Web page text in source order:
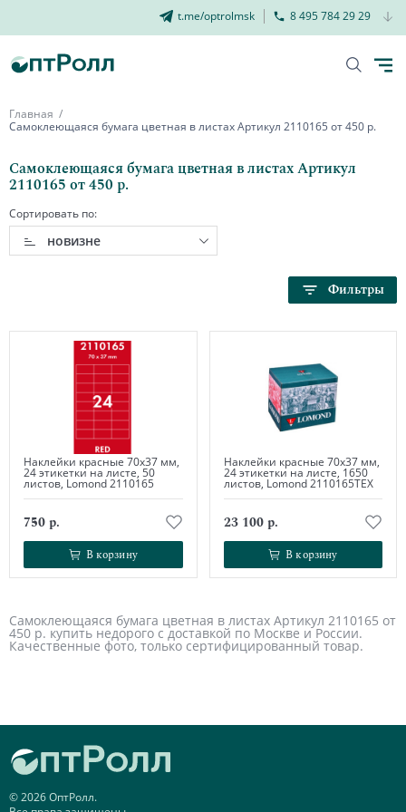
t.me/optrolmsk 8 495 784 29 29
Главная
Самоклеющаяся бумага цветная в листах Артикул 2110165 от 450 р.
Самоклеющаяся бумага цветная в листах Артикул
2110165 от 450 р.
Сортировать по:
новизне
Фильтры
Наклейки красные 70х37 мм,
24 этикетки на листе, 50
листов, Lomond 2110165
750 р.
В корзину
В корзину
Наклейки красные 70х37 мм,
24 этикетки на листе, 1650
листов, Lomond 2110165ТЕХ
23 100 р.
В корзину
В корзину
Самоклеющаяся бумага цветная в листах Артикул 2110165 от
450 р. купить недорого с доставкой по Москве и России.
Качественные фото, только сертифицированный товар.
© 2026 ОптРолл.